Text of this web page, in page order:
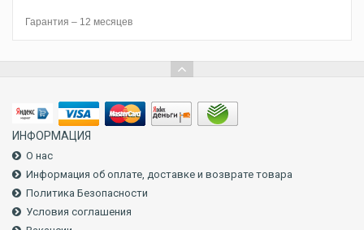
Гарантия – 12 месяцев
ИНФОРМАЦИЯ
О нас
Информация об оплате, доставке и возврате товара
Политика Безопасности
Условия соглашения